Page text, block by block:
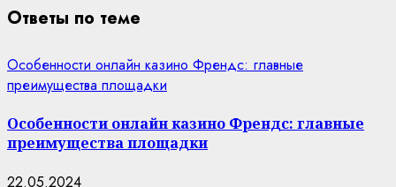
Ответы по теме
Особенности онлайн казино Френдс: главные
преимущества площадки
Особенности онлайн казино Френдс: главные
преимущества площадки
22.05.2024